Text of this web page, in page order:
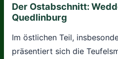
Der Ostabschnitt:
Quedlinburg
Im östlichen Teil,
präsentiert sich die